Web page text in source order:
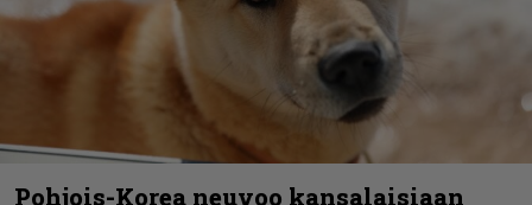
Pohjois-Korea neuvoo kansalaisiaan